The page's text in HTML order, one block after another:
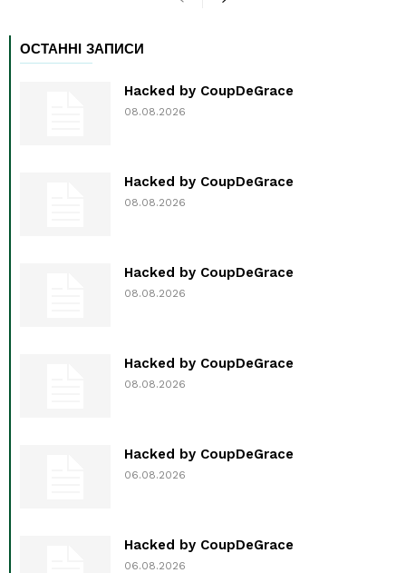
ОСТАННІ ЗАПИСИ
Hacked by CoupDeGrace
08.08.2026
Hacked by CoupDeGrace
08.08.2026
Hacked by CoupDeGrace
08.08.2026
Hacked by CoupDeGrace
08.08.2026
Hacked by CoupDeGrace
06.08.2026
Hacked by CoupDeGrace
06.08.2026